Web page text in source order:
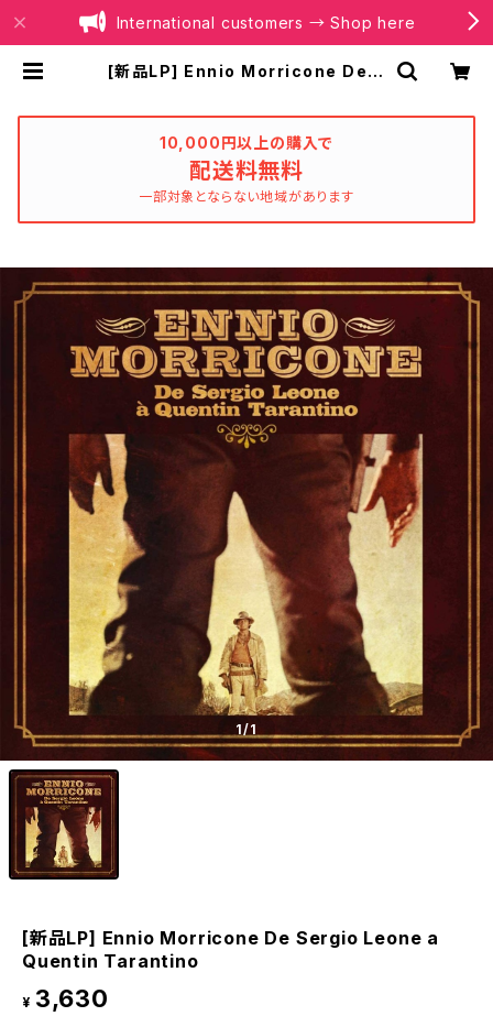
International customers → Shop here
[新品LP] Ennio Morricone De S
10,000円以上の購入で
配送料無料
一部対象とならない地域があります
1/1
[新品LP] Ennio Morricone De Sergio Leone a
Quentin Tarantino
¥ 3,630